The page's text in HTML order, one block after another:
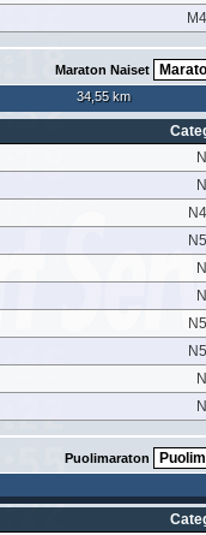
Maraton Naiset
34,55 km
N
N
N
N
N
N
Puolimaraton